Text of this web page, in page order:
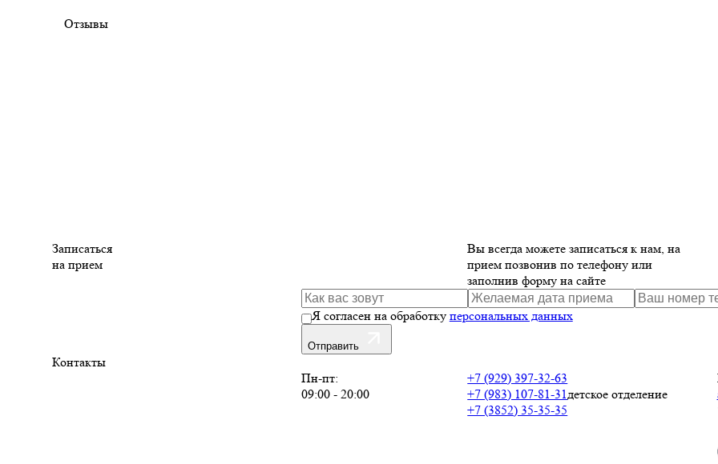
Отзывы
Записаться
на прием
Вы всегда можете записаться к нам, на
прием позвонив по телефону или
заполнив форму на сайте
Я согласен на обработку персональных данных
Отправить
Контакты
Пн-пт:
09:00 - 20:00
+7 (929) 397-32-63
+7 (983) 107-81-31детское отделение
+7 (3852) 35-35-35